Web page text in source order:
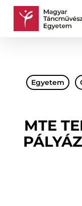
Skip
Kosár
Egyetem
MTE